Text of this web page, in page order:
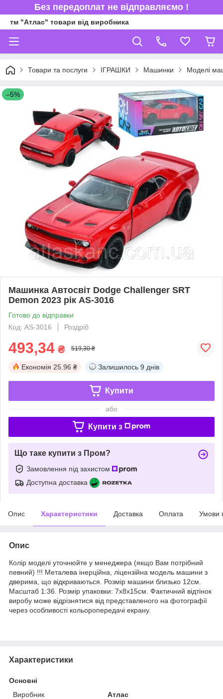
Без передоплат не відправляємо !
тм "Атлас" товари від виробника
Товари та послуги ІГРАШКИ Машинки Моделі
–5%
Машинка Автосвіт Dodge Challenger SRT
Demon 2023 рік AS-3016
Готово до відправки
Код: AS-3016
Роздріб
493,34 ₴ 519,30 ₴
Економія 25.96 ₴ Залишилось 9 днів
Купити
або
Купити з
Що таке купити з Пром?
Замовлення під захистом
Доступна доставка
Опис Характеристики Доставка Оплата Умови
Опис
Колір моделі уточнюйте у менеджера (якщо Вам потрібний
певний) !!! Металева інерційна, ліцензійна модель машини з
дверима, що відкриваються. Розмір машини близько 12см.
Масштаб 1:36. Розмір упаковки: 7х8х15см. Фактичний відтінок
виробу може відрізнятися від представленого на фотографії
через особливості кольоропередачі екрану.
Характеристики
Основні
Виробник
Атлас